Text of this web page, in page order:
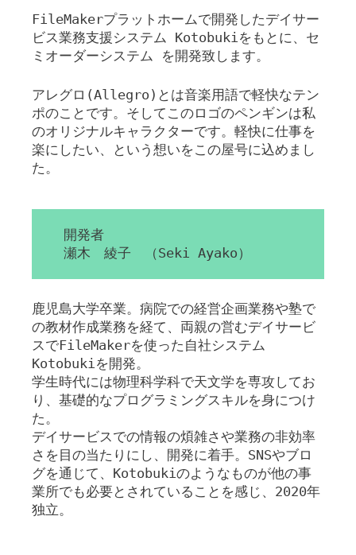
FileMakerプラットホームで開発したデイサー
ビス業務支援システム Kotobukiをもとに、セ
ミオーダーシステム を開発致します。
アレグロ(Allegro)とは音楽用語で軽快なテン
ポのことです。そしてこのロゴのペンギンは私
のオリジナルキャラクターです。軽快に仕事を
楽にしたい、という想いをこの屋号に込めまし
た。
開発者
瀬木 綾子 （Seki Ayako）
鹿児島大学卒業。病院での経営企画業務や塾で
の教材作成業務を経て、両親の営むデイサービ
スでFileMakerを使った自社システム
Kotobukiを開発。
学生時代には物理科学科で天文学を専攻してお
り、基礎的なプログラミングスキルを身につけ
た。
デイサービスでの情報の煩雑さや業務の非効率
さを目の当たりにし、開発に着手。SNSやブロ
グを通じて、Kotobukiのようなものが他の事
業所でも必要とされていることを感じ、2020年
独立。